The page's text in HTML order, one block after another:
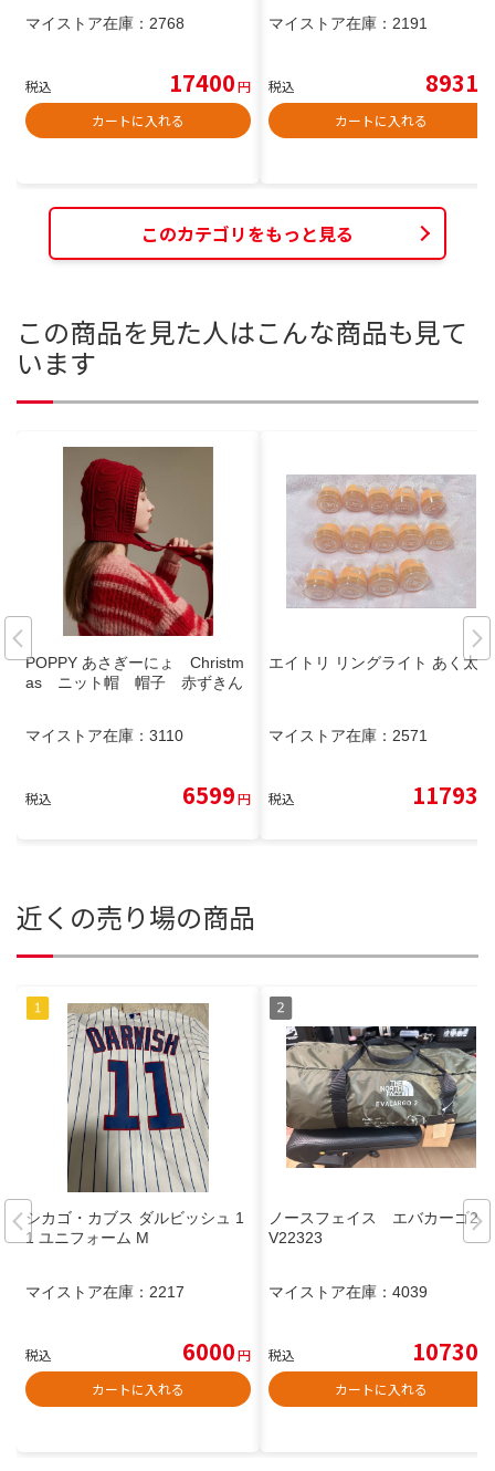
マイストア在庫： 2768
税込 17400円
カートに入れる
マイストア在庫： 2191
税込 8931
カートに入れる
このカテゴリをもっと見る
この商品を見た人はこんな商品も見て
います
POPPY あさぎーにょ Christm
as ニット帽 帽子 赤ずきん
マイストア在庫： 3110
税込 6599円
エイトリ リングライト あく太
マイストア在庫： 2571
税込 11793
近くの売り場の商品
シカゴ・カブス ダルビッシュ 1
1 ユニフォーム M
マイストア在庫： 2217
税込 6000円
カートに入れる
ノースフェイス エバカーゴ2 N
V22323
マイストア在庫： 4039
税込 10730
カートに入れる